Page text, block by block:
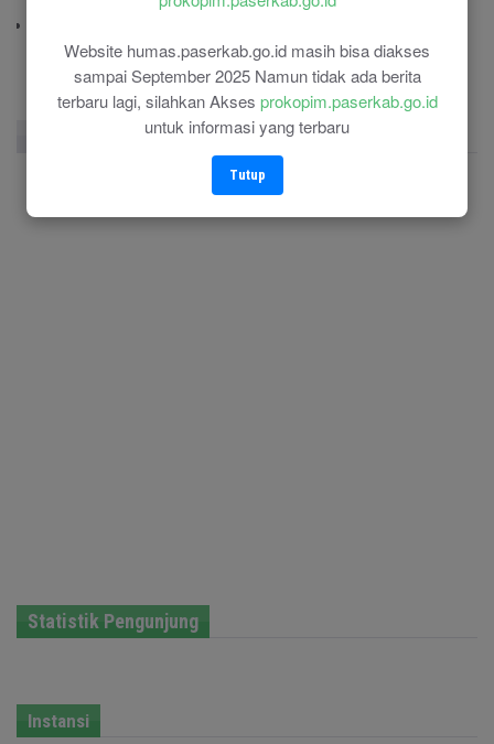
Website humas.paserkab.go.id masih bisa diakses
sampai September 2025 Namun tidak ada berita
terbaru lagi, silahkan Akses prokopim.paserkab.go.id
untuk informasi yang terbaru
Tutup
(0543) 21118
Facebook Page Twitter Instagram
Statistik Pengunjung
Instansi